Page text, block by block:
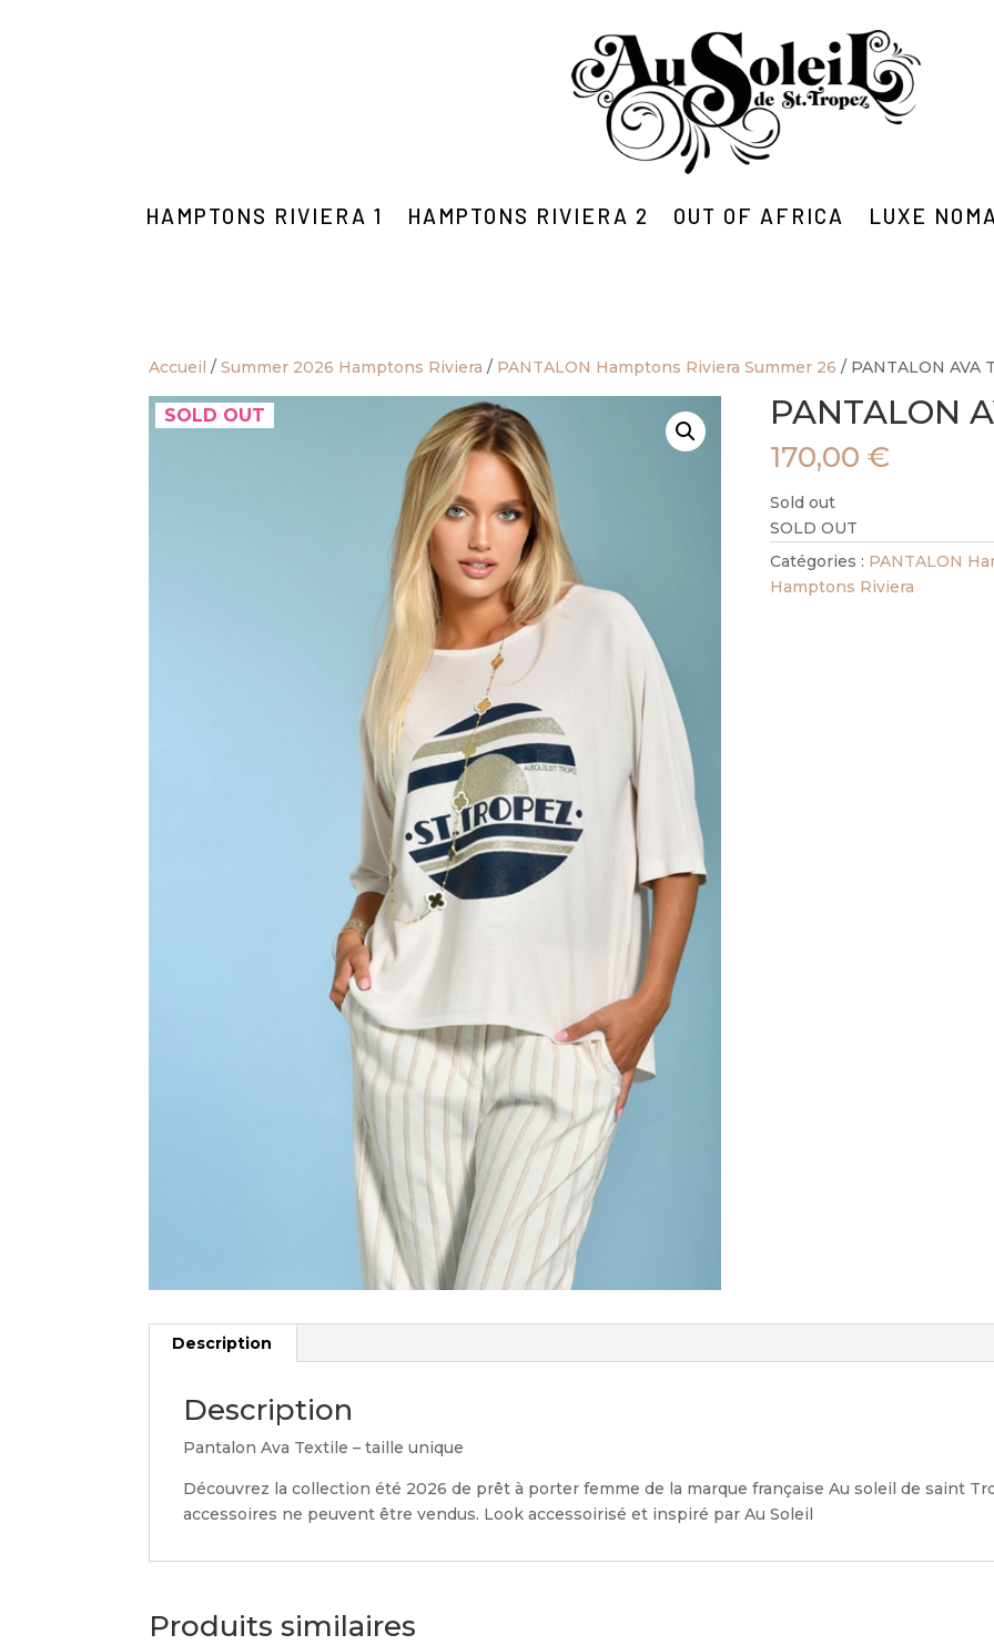
HAMPTONS RIVIERA 1 HAMPTONS RIVIERA 2 OUT OF AFRICA LUXE
Accueil /Summer 2026 Hamptons Riviera / PANTALON Hamptons Riviera Summer 26 / PANTALON AVA
SOLD OUT PANTALON
170,00 €
Sold out
SOLD OUT
Catégories : PANTALON
Hamptons Riviera
Description
Description
Pantalon Ava Textile – taille unique
Découvrez la collection été 2026 de prêt à porter femme de la marque française Au soleil de saint
accessoires ne peuvent être vendus. Look accessoirisé et inspiré par Au Soleil
Produits similaires